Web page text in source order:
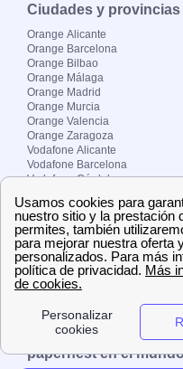
Ciudades y
Orange Alicante
Orange Barcelona
Orange Bilbao
Orange Málaga
Orange Madrid
Orange Murcia
Orange Valencia
Orange Zaragoza
Vodafone Alicante
Vodafone Barcelona
Vodafone Córdoba
Vodafone Madrid
Vodafone Murcia
Vodafone Valencia
Sobre Zona-
¿Quiénes somos?
El grupo papernest
Aviso legal
papernest en el